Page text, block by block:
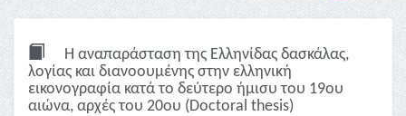
Η αναπαράσταση της Ελληνίδας δασκάλας,
λoγίας και διανοουμένης στην ελληνική
εικονογραφία κατά το δεύτερο ήμισυ του 19ου
αιώνα, αρχές του 20ου (Doctoral thesis)